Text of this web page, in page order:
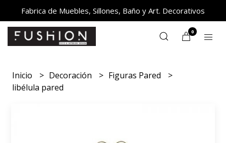
Fabrica de Muebles, Sillones, Baño y Art. Decorativos
0
Inicio Decoración
Figuras Pared
libélula pared